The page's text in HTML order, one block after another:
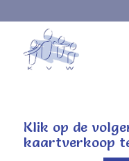
Klik op de
kaartverkoop